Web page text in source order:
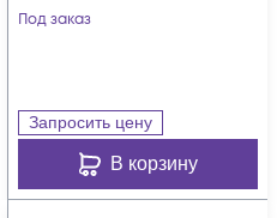
4x 10G
Под заказ
Запросить цену
В корзину